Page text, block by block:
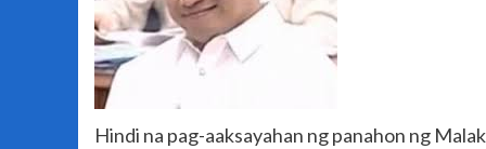
Hindi na pag-aaksayahan ng panahon ng